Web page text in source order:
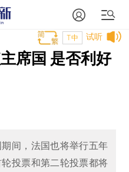
试听
T中
席国 是否利好
间，法国也将举行五年
投票和第二轮投票都将